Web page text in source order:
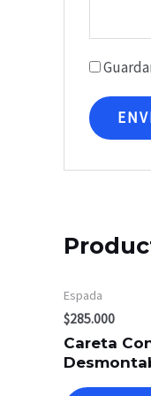
Espada
$285.000
Careta